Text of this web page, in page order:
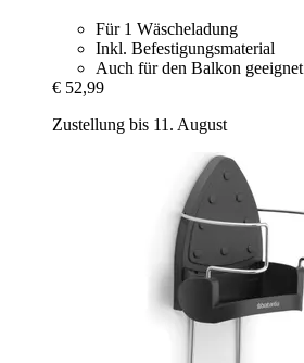
Für 1 Wäscheladung
Inkl. Befestigungsmaterial
Auch für den Balkon geeignet
€ 52,99
Zustellung bis 11. August